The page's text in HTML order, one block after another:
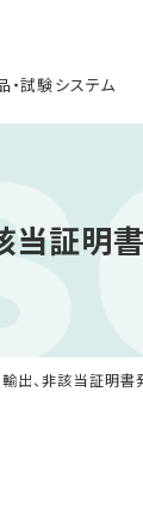
・試験システム
当証明
出、非該当証明